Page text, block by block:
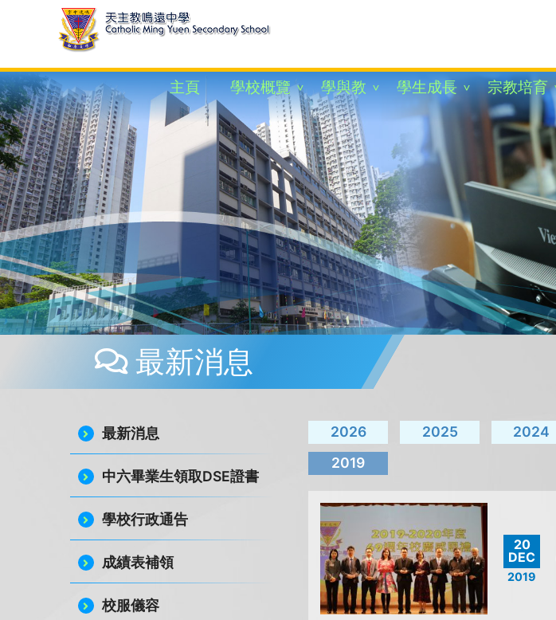
主頁 學校概覽 學與教 學生成長 宗教培育
最新消息
最新消息
中六畢業生領取DSE證書
學校行政通告
成績表補領
校服儀容
2026 2025 2024
2019
20
DEC
2019